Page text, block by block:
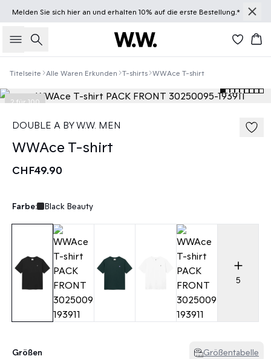
Melden Sie sich hieran und erhalten 10% auf die erste Bestellung.*
Suche
Titelseite Alle Waren Erkunden T-shirts WWAce T-shirt
2 für 100
DOUBLE A BY W.W. MEN
WWAce T-shirt
CHF49.90
Farbe: Black Beauty
5
Größen Größentabelle